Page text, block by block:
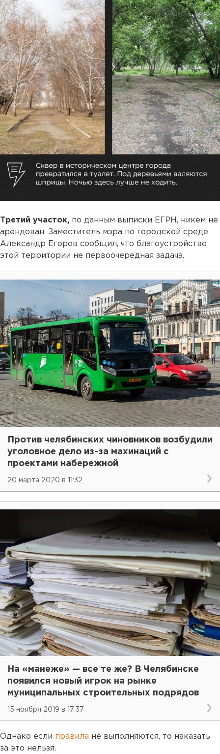
Третий участок, по данным выписки ЕГРН, никем не
арендован. Заместитель мэра по городской среде
Александр Егоров сообщил, что благоустройство
этой территории не первоочередная задача.
Против челябинских чиновников возбудили
уголовное дело из-за махинаций с
проектами набережной
20 марта 2020 в 11:32
На «манеже» — все те же? В Челябинске
появился новый игрок на рынке
муниципальных строительных подрядов
15 ноября 2019 в 17:37
Однако если правила не выполняются, то наказать
за это нельзя.